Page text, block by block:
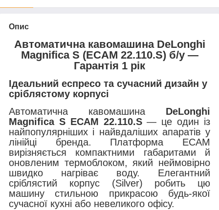
Опис
Автоматична кавомашина DeLonghi
Magnifica S (ECAM 22.110.S) б/у —
Гарантія 1 рік
Ідеальний еспресо та сучасний дизайн у
сріблястому корпусі
Автоматична кавомашина DeLonghi
Magnifica S ECAM 22.110.S— це один із
найпопулярніших і найвдаліших апаратів у
лінійці бренда. Платформа ECAM
вирізняється компактними габаритами й
оновленим термоблоком, який неймовірно
швидко нагріває воду. Елегантний
сріблястий корпус (Silver) робить цю
машину стильною прикрасою будь-якої
сучасної кухні або невеликого офісу.